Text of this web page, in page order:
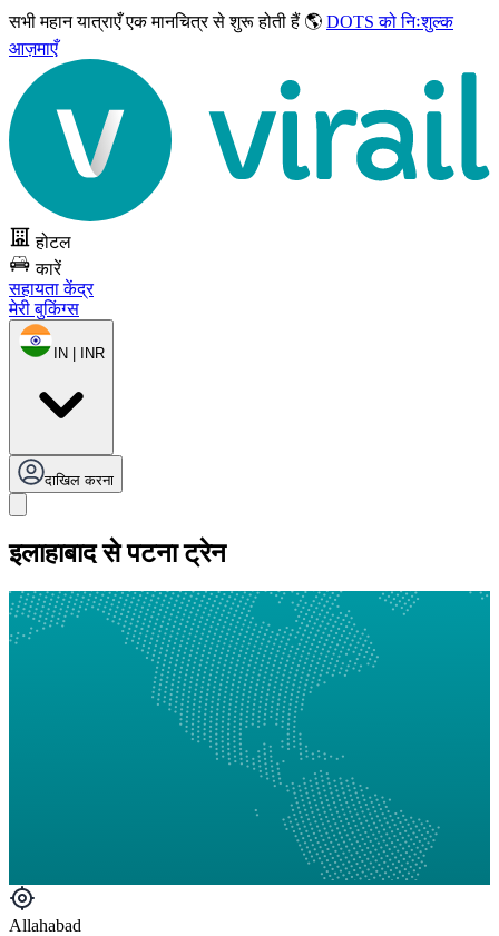
सभी महान यात्राएँएक मानचित्र से शुरू होती हैं 🌎 DOTS को निःशुल्क
आज़माएँ
होटल
कारें
सहायता केंद्र
मेरी बुकिंग्स
IN | INR
दाखिल करना
इलाहाबाद से पटना ट्रेन
Allahabad